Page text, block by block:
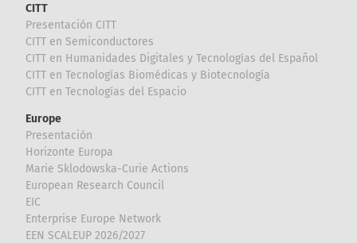
CITT
Presentación CITT
CITT en Semiconductores
CITT en Humanidades Digitales y Tecnologías del Español
CITT en Tecnologías Biomédicas y Biotecnología
CITT en Tecnologías del Espacio
Europe
Presentación
Horizonte Europa
Marie Sklodowska-Curie Actions
European Research Council
EIC
Enterprise Europe Network
EEN SCALEUP 2026/2027